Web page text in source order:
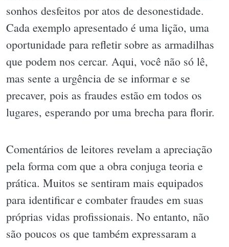
sonhos desfeitos por atos de desonestidade.
Cada exemplo apresentado é uma lição, uma
oportunidade para refletir sobre as armadilhas
que podem nos cercar. Aqui, você não só lê,
mas sente a urgência de se informar e se
precaver, pois as fraudes estão em todos os
lugares, esperando por uma brecha para florir.
Comentários de leitores revelam a apreciação
pela forma com que a obra conjuga teoria e
prática. Muitos se sentiram mais equipados
para identificar e combater fraudes em suas
próprias vidas profissionais. No entanto, não
são poucos os que também expressaram a